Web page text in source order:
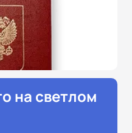
на светлом